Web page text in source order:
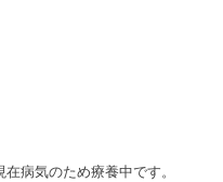
病気のため療養中です。